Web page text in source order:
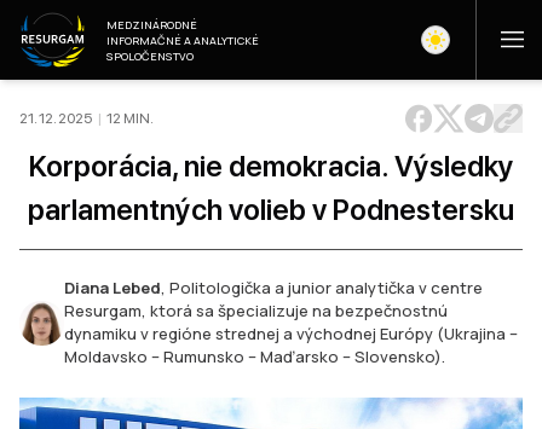
MEDZINÁRODNÉ
INFORMAČNÉ A ANALYTICKÉ
SPOLOČENSTVO
21. 12. 2025 | 12 MIN.
Korporácia, nie demokracia. Výsledky
parlamentných volieb v Podnestersku
Diana Lebed, Politologička a junior analytička v centre
Resurgam, ktorá sa špecializuje na bezpečnostnú
dynamiku v regióne strednej a východnej Európy (Ukrajina –
Moldavsko – Rumunsko – Maďarsko – Slovensko).